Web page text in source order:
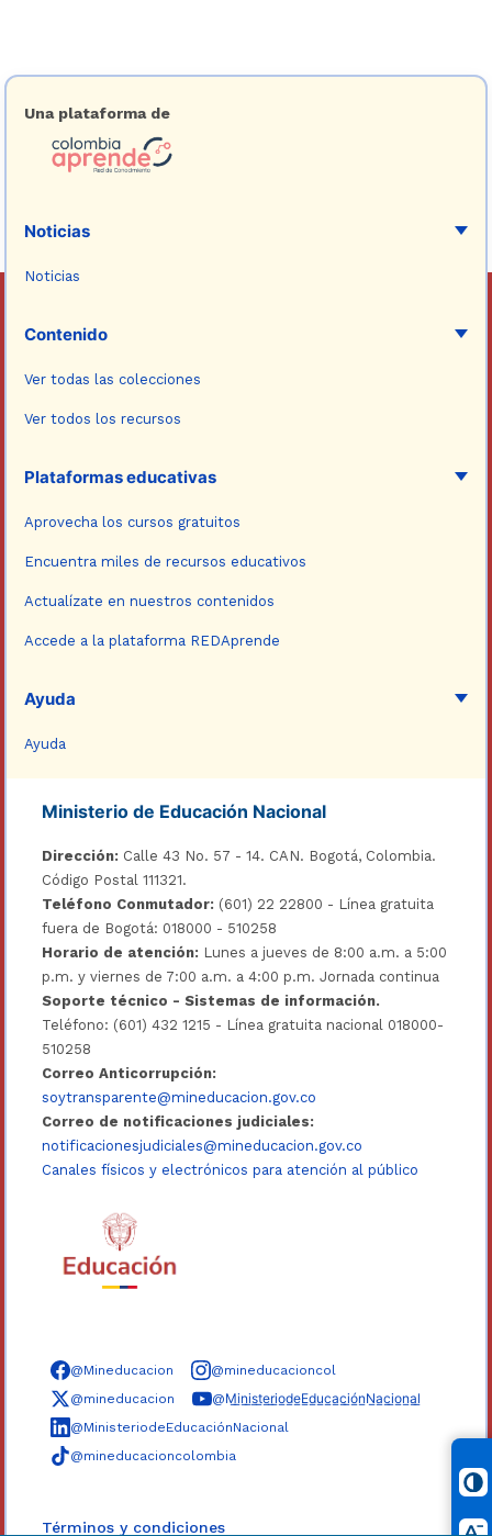
Una plataforma de
Noticias
Noticias
Contenido
Ver todas las colecciones
Ver todos los recursos
Plataformas educativas
Aprovecha los cursos gratuitos
Encuentra miles de recursos educativos
Actualízate en nuestros contenidos
Accede a la plataforma REDAprende
Ayuda
Ayuda
Ministerio de Educación Nacional
Dirección: Calle 43 No. 57 - 14. CAN. Bogotá, Colombia.
Código Postal 111321.
Teléfono Conmutador: (601) 22 22800 - Línea gratuita
fuera de Bogotá: 018000 - 510258
Horario de atención: Lunes a jueves de 8:00 a.m. a 5:00
p.m. y viernes de 7:00 a.m. a 4:00 p.m. Jornada continua
Soporte técnico - Sistemas de información.
Teléfono: (601) 432 1215 - Línea gratuita nacional 018000-
510258
Correo Anticorrupción:
soytransparente@mineducacion.gov.co
Correo de notificaciones judiciales:
notificacionesjudiciales@mineducacion.gov.co
Canales físicos y electrónicos para atención al público
Síguenos en redes sociales
@Mineducacion
@mineducacioncol
@mineducacion
@M̲i̲n̲i̲s̲t̲e̲r̲i̲o̲d̲e̲E̲d̲u̲c̲a̲c̲i̲ó̲n̲N̲a̲c̲i̲o̲n̲a̲l̲
@MinisteriodeEducaciónNacional
@mineducacioncolombia
Términos y condiciones